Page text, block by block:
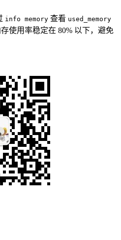
info memory 查看 used_memory
使用率稳定在 80% 以下，避免